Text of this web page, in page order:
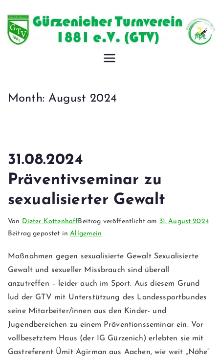
Inhalt
springen
Gürzeniche
Month: August 2024
31.08.2024
Präventivseminar zu
sexualisierter Gewalt
Von Dieter KottenhoffBeitrag veröffentlicht am 31. August 2024
Beitrag gepostet inAllgemein
Maßnahmen gegen sexualisierte Gewalt Sexualisierte
Gewalt und sexueller Missbrauch sind überall
anzutreffen – leider auch im Sport. Aus diesem Grund
lud der GTV mit Unterstützung des Landessportbundes
seine Mitarbeiter/innen aus den Kinder- und
Jugendbereichen zu einem Präventionsseminar ein. Vor
vollbesetztem Haus (der IG Gürzenich) erlebten sie mit
Gastreferent Ümit Agirman aus Aachen, wie weit „Nähe“